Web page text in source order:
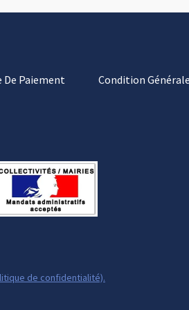
De Paiement Condition
de confidentialité).